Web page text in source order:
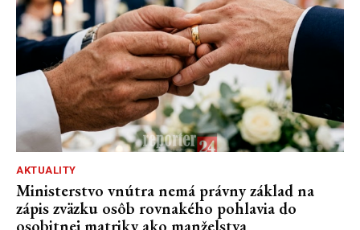
AKTUALITY
Ministerstvo vnútra nemá právny základ na
zápis zväzku osôb rovnakého pohlavia do